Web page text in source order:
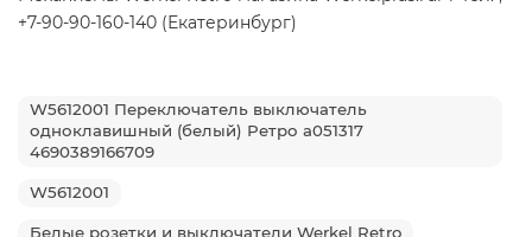
+7-90-90-160-140 (Екатеринбург)
W5612001 Переключатель выключатель
одноклавишный (белый) Ретро a051317
4690389166709
W5612001
Белые розетки и выключатели Werkel Retro